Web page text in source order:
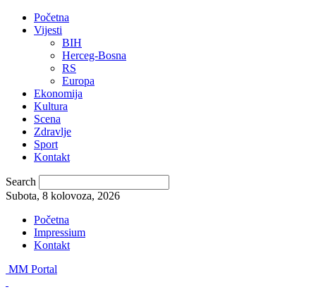
Početna
Vijesti
BIH
Herceg-Bosna
RS
Europa
Ekonomija
Kultura
Scena
Zdravlje
Sport
Kontakt
Search
Subota, 8 kolovoza, 2026
Početna
Impressium
Kontakt
MM Portal